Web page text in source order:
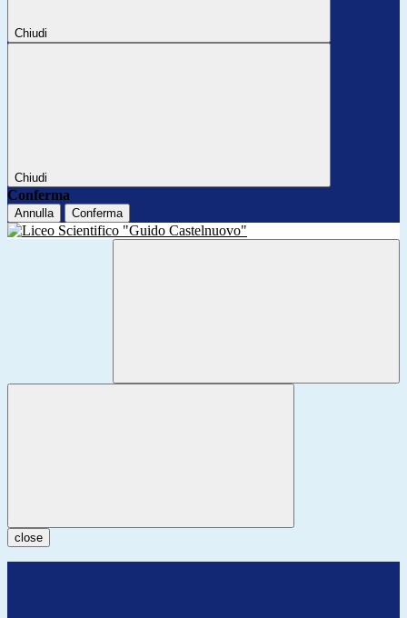
Chiudi
Chiudi
Conferma
Annulla Conferma
close